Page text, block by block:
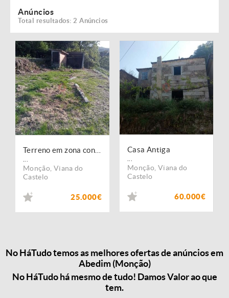
Anúncios
Total resultados: 2 Anúncios
Monção Viana do
Castelo
25.000€
Casa Antiga
Monção Viana do
Castelo
60.000€
No HáTudo temos as melhores ofertas de anúncios em
Abedim (Monção)
No HáTudo há mesmo de tudo! Damos Valor ao que
tem.